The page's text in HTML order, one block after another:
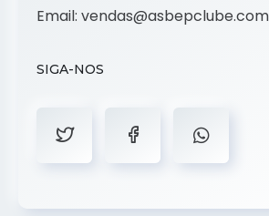
Email:
SIGA-NOS